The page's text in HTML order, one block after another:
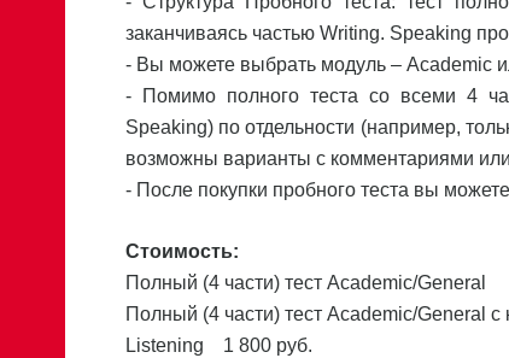
заканчиваясь частью Writing. Speaking
- Вы можете выбрать модуль – Academic
- Помимо полного теста со всеми 4
Speaking) по отдельности (например,
возможны варианты с комментариями
- После покупки пробного теста вы
Стоимость:
Полный (4 части) тест Academic/General
Полный (4 части) тест Academic/General
Listening 1 800 руб.